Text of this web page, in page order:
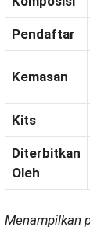
Pendaftar
Kemasan
Kits
Diterbitkan
Oleh
Menampilkan